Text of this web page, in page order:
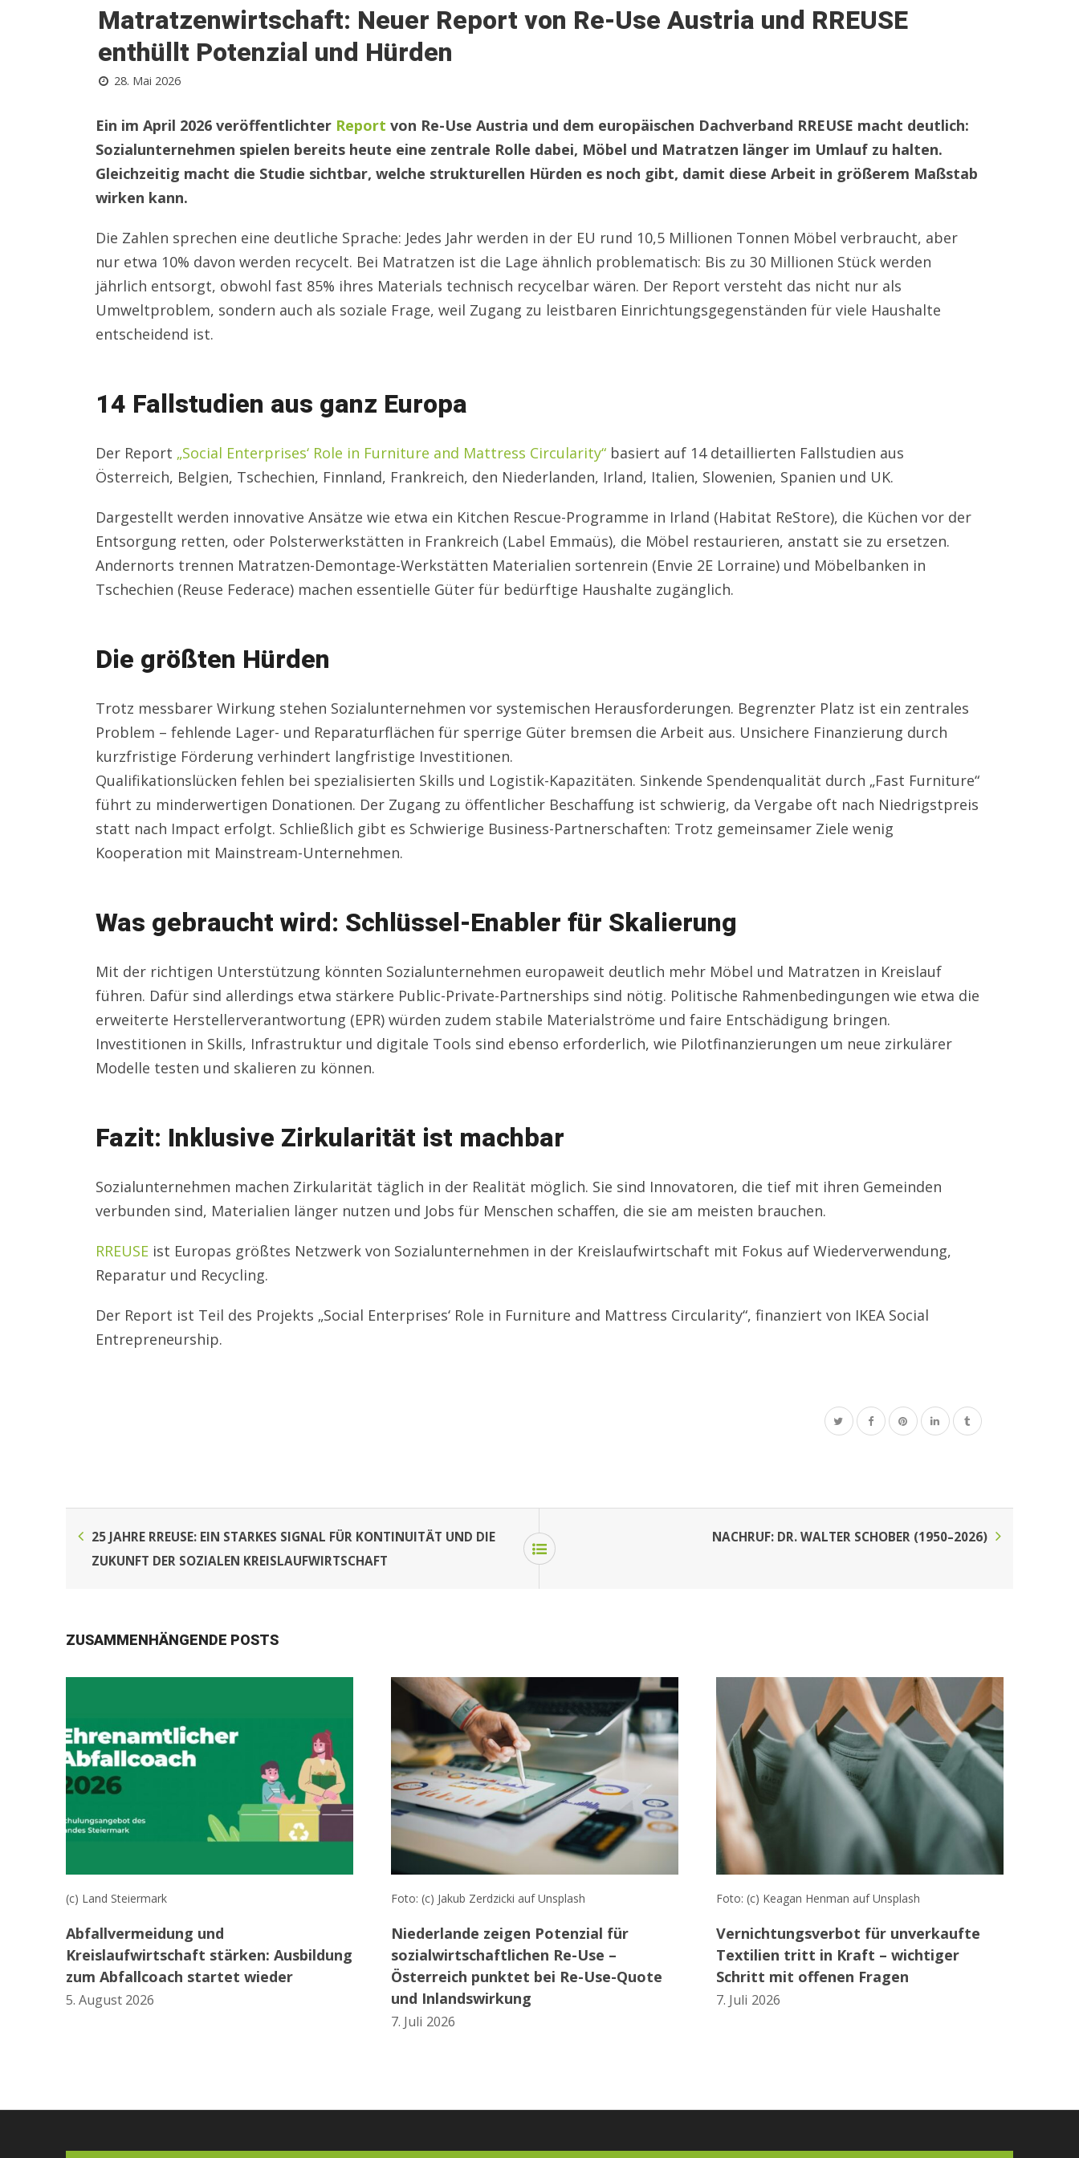
Matratzenwirtschaft: Neuer Report von Re-Use Austria und RREUSE
enthüllt Potenzial und Hürden
28. Mai 2026
Ein im April 2026 veröffentlichter Report von Re-Use Austria und dem europäischen Dachverband RREUSE macht deutlich:
Sozialunternehmen spielen bereits heute eine zentrale Rolle dabei, Möbel und Matratzen länger im Umlauf zu halten.
Gleichzeitig macht die Studie sichtbar, welche strukturellen Hürden es noch gibt, damit diese Arbeit in größerem Maßstab
wirken kann.
Die Zahlen sprechen eine deutliche Sprache: Jedes Jahr werden in der EU rund 10,5 Millionen Tonnen Möbel verbraucht, aber
nur etwa 10% davon werden recycelt. Bei Matratzen ist die Lage ähnlich problematisch: Bis zu 30 Millionen Stück werden
jährlich entsorgt, obwohl fast 85% ihres Materials technisch recycelbar wären. Der Report versteht das nicht nur als
Umweltproblem, sondern auch als soziale Frage, weil Zugang zu leistbaren Einrichtungsgegenständen für viele Haushalte
entscheidend ist.
14 Fallstudien aus ganz Europa
Der Report „Social Enterprises‘ Role in Furniture and Mattress Circularity“ basiert auf 14 detaillierten Fallstudien aus
Österreich, Belgien, Tschechien, Finnland, Frankreich, den Niederlanden, Irland, Italien, Slowenien, Spanien und UK.
Dargestellt werden innovative Ansätze wie etwa ein Kitchen Rescue-Programme in Irland (Habitat ReStore), die Küchen vor der
Entsorgung retten, oder Polsterwerkstätten in Frankreich (Label Emmaüs), die Möbel restaurieren, anstatt sie zu ersetzen.
Andernorts trennen Matratzen-Demontage-Werkstätten Materialien sortenrein (Envie 2E Lorraine) und Möbelbanken in
Tschechien (Reuse Federace) machen essentielle Güter für bedürftige Haushalte zugänglich.
Die größten Hürden
Trotz messbarer Wirkung stehen Sozialunternehmen vor systemischen Herausforderungen. Begrenzter Platz ist ein zentrales
Problem – fehlende Lager- und Reparaturflächen für sperrige Güter bremsen die Arbeit aus. Unsichere Finanzierung durch
kurzfristige Förderung verhindert langfristige Investitionen.
Qualifikationslücken fehlen bei spezialisierten Skills und Logistik-Kapazitäten. Sinkende Spendenqualität durch „Fast Furniture“
führt zu minderwertigen Donationen. Der Zugang zu öffentlicher Beschaffung ist schwierig, da Vergabe oft nach Niedrigstpreis
statt nach Impact erfolgt. Schließlich gibt es Schwierige Business-Partnerschaften: Trotz gemeinsamer Ziele wenig
Kooperation mit Mainstream-Unternehmen.
Was gebraucht wird: Schlüssel-Enabler für Skalierung
Mit der richtigen Unterstützung könnten Sozialunternehmen europaweit deutlich mehr Möbel und Matratzen in Kreislauf
führen. Dafür sind allerdings etwa stärkere Public-Private-Partnerships sind nötig. Politische Rahmenbedingungen wie etwa die
erweiterte Herstellerverantwortung (EPR) würden zudem stabile Materialströme und faire Entschädigung bringen.
Investitionen in Skills, Infrastruktur und digitale Tools sind ebenso erforderlich, wie Pilotfinanzierungen um neue zirkulärer
Modelle testen und skalieren zu können.
Fazit: Inklusive Zirkularität ist machbar
Sozialunternehmen machen Zirkularität täglich in der Realität möglich. Sie sind Innovatoren, die tief mit ihren Gemeinden
verbunden sind, Materialien länger nutzen und Jobs für Menschen schaffen, die sie am meisten brauchen.
RREUSE ist Europas größtes Netzwerk von Sozialunternehmen in der Kreislaufwirtschaft mit Fokus auf Wiederverwendung,
Reparatur und Recycling.
Der Report ist Teil des Projekts „Social Enterprises‘ Role in Furniture and Mattress Circularity“, finanziert von IKEA Social
Entrepreneurship.
25 JAHRE RREUSE: EIN STARKES SIGNAL FÜR KONTINUITÄT UND DIE
ZUKUNFT DER SOZIALEN KREISLAUFWIRTSCHAFT
NACHRUF: DR. WALTER SCHOBER (1950–2026)
ZUSAMMENHÄNGENDE POSTS
(c) Land Steiermark
Abfallvermeidung und
Kreislaufwirtschaft stärken: Ausbildung
zum Abfallcoach startet wieder
5. August 2026
Foto: (c) Jakub Zerdzicki auf Unsplash
Niederlande zeigen Potenzial für
sozialwirtschaftlichen Re-Use –
Österreich punktet bei Re-Use-Quote
und Inlandswirkung
7. Juli 2026
Foto: (c) Keagan Henman auf Unsplash
Vernichtungsverbot für unverkaufte
Textilien tritt in Kraft – wichtiger
Schritt mit offenen Fragen
7. Juli 2026